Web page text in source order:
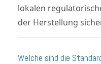
lokalen
der Herstellung
Welche sind die